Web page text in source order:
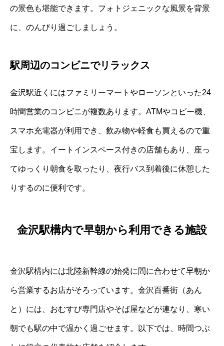
の景色も堪能できます。フォトジェニックな風景を背景
に、のんびり過ごしましょう。
駅周辺のコンビニでリラックス
金沢駅近くにはファミリーマートやローソンといった24
時間営業のコンビニが複数あります。ATMやコピー機、
スマホ充電器が利用でき、飲み物や軽食も買えるので重
宝します。イートインスペース付きの店舗もあり、座っ
てゆっくり朝食を取ったり、夜行バス到着後に休憩した
りするのに便利です。
金沢駅構内で早朝から利用できる施設
金沢駅構内には北陸新幹線の始発に間に合わせて早朝か
ら営業するお店がそろっています。金沢百番街（あん
と）には、おむすび専門店やそば屋などが連なり、寒い
朝でも駅の中で温かく過ごせます。以下では、時間つぶ